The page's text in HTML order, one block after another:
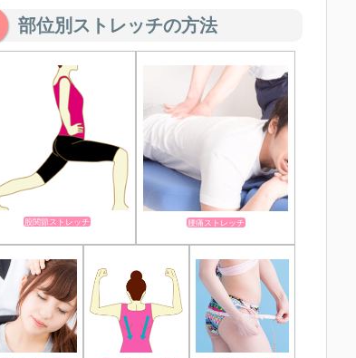
部位別ストレッチの方法
股関節ストレッチ 腰痛ストレッチ